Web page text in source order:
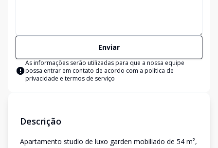
Enviar
As informações serão utilizadas para que a nossa equipe
possa entrar em contato de acordo com a política de
privacidade e termos de serviço
Descrição
Apartamento studio de luxo garden mobiliado de 54 m²,